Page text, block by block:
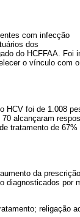
com infecção
dos
do HCFFAA. Foi
o vínculo com
HCV foi de 1.008
alcançaram
tratamento de
da
por
religação